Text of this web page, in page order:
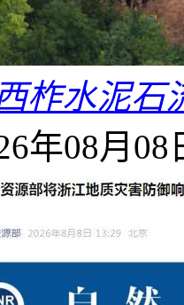
柞水泥石
年08月08